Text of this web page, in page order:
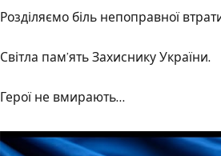
Розділяємо біль непоправної
Світла пам’ять Захиснику України.
Герої не вмирають…